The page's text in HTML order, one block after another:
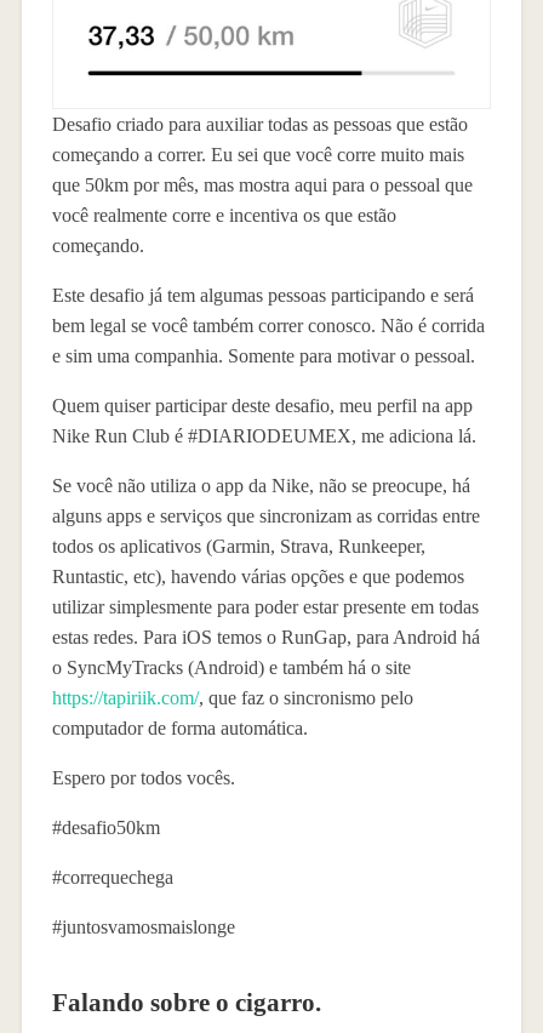
Desafio criado para auxiliar todas as pessoas que estão
começando a correr. Eu sei que você corre muito mais
que 50km por mês, mas mostra aqui para o pessoal que
você realmente corre e incentiva os que estão
começando.
Este desafio já tem algumas pessoas participando e será
bem legal se você também correr conosco. Não é corrida
e sim uma companhia. Somente para motivar o pessoal.
Quem quiser participar deste desafio, meu perfil na app
Nike Run Club é #DIARIODEUMEX, me adiciona lá.
Se você não utiliza o app da Nike, não se preocupe, há
alguns apps e serviços que sincronizam as corridas entre
todos os aplicativos (Garmin, Strava, Runkeeper,
Runtastic, etc), havendo várias opções e que podemos
utilizar simplesmente para poder estar presente em todas
estas redes. Para iOS temos o RunGap, para Android há
o SyncMyTracks (Android) e também há o site
https://tapiriik.com/, que faz o sincronismo pelo
computador de forma automática.
Espero por todos vocês.
#desafio50km
#correquechega
#juntosvamosmaislonge
Falando sobre o cigarro.